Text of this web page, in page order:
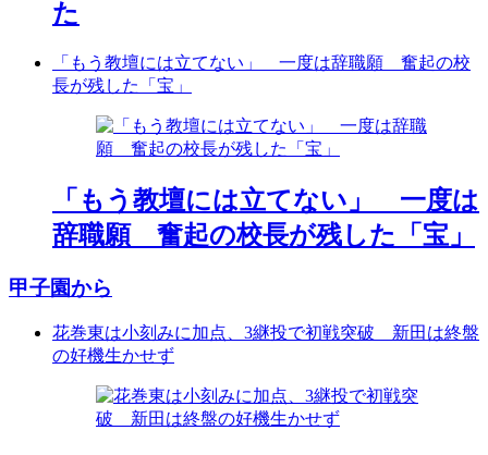
た
「もう教壇には立てない」 一度は辞職願 奮起の校
長が残した「宝」
「もう教壇には立てない」 一度は
辞職願 奮起の校長が残した「宝」
甲子園から
花巻東は小刻みに加点、3継投で初戦突破 新田は終盤
の好機生かせず